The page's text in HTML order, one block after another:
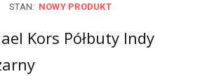
STAN: NOWY PRODUKT
Kors Półbuty Indy